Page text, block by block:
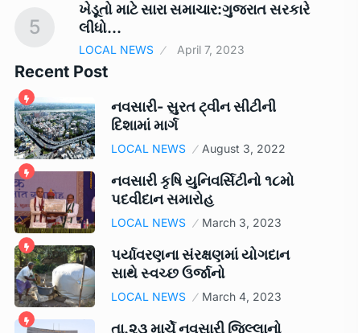
5
ખેડૂતો માટે સારા સમાચાર:ગુજરાત સરકારે
લીધો…
LOCAL NEWS April 7, 2023
Recent Post
નવસારી- સુરત ટ્વીન સીટીની
દિશામાં માર્ગ
LOCAL NEWS August 3, 2022
નવસારી કૃષિ યુનિવર્સિટીનો ૧૮મો
પદવીદાન સમારોહ
LOCAL NEWS March 3, 2023
પર્યાવરણના સંરક્ષણમાં યોગદાન
સાથે સ્વચ્છ ઉર્જાનો
LOCAL NEWS March 4, 2023
તા.૨૩ માર્ચે નવસારી જિલ્લાનો